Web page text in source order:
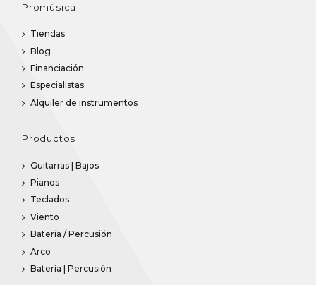
Promúsica
Tiendas
Blog
Financiación
Especialistas
Alquiler de instrumentos
Productos
Guitarras | Bajos
Pianos
Teclados
Viento
Batería / Percusión
Arco
Batería | Percusión